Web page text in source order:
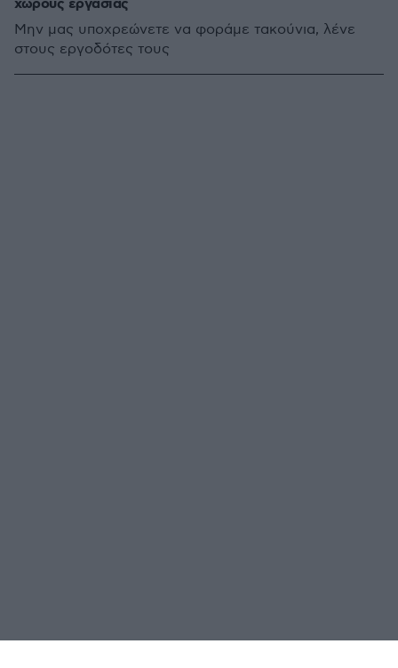
χώρους εργασίας
Μην μας υποχρεώνετε να φοράμε τακούνια, λένε
στους εργοδότες τους